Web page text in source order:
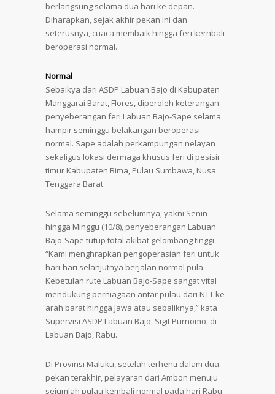
berlangsung selama dua hari ke depan.
Diharapkan, sejak akhir pekan ini dan
seterusnya, cuaca membaik hingga feri kernbali
beroperasi normal.
Normal
Sebaikya dari ASDP Labuan Bajo di Kabupaten
Manggarai Barat, Flores, diperoleh keterangan
penyeberangan feri Labuan Bajo-Sape selama
hampir seminggu belakangan beroperasi
normal. Sape adalah perkampungan nelayan
sekaligus lokasi dermaga khusus feri di pesisir
timur Kabupaten Bima, Pulau Sumbawa, Nusa
Tenggara Barat.
Selama seminggu sebelumnya, yakni Senin
hingga Minggu (10/8), penyeberangan Labuan
Bajo-Sape tutup total akibat gelombang tinggi.
“Kami menghrapkan pengoperasian feri untuk
hari-hari selanjutnya berjalan normal pula.
Kebetulan rute Labuan Bajo-Sape sangat vital
mendukung perniagaan antar pulau dari NTT ke
arah barat hingga Jawa atau sebaliknya,” kata
Supervisi ASDP Labuan Bajo, Sigit Purnomo, di
Labuan Bajo, Rabu.
Di Provinsi Maluku, setelah terhenti dalam dua
pekan terakhir, pelayaran dari Ambon menuju
sejumlah pulau kembali normal pada hari Rabu.